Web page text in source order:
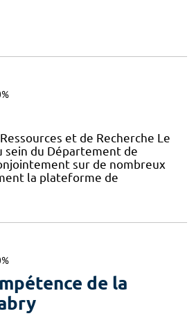
et de Recherche Le
sein du Département de
sur de nombreux
la plateforme de
de la